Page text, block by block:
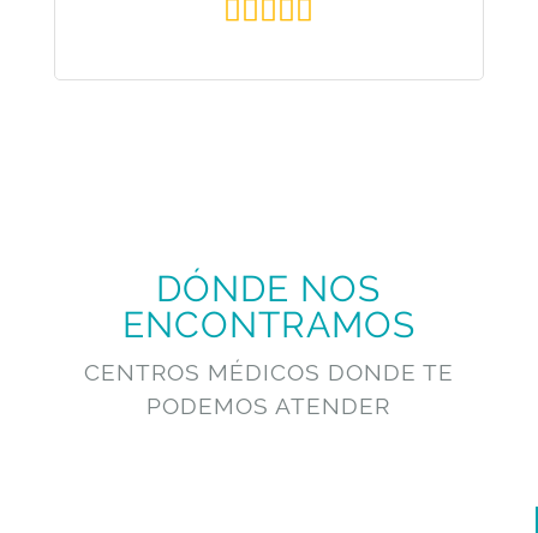
DÓNDE NOS
ENCONTRAMOS
CENTROS MÉDICOS DONDE TE
PODEMOS ATENDER